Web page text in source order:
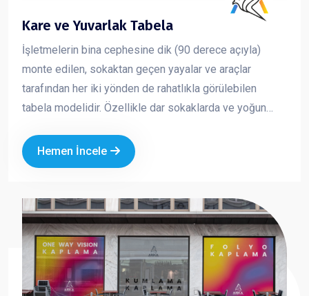
Kare ve Yuvarlak Tabela
İşletmelerin bina cephesine dik (90 derece açıyla)
monte edilen, sokaktan geçen yayalar ve araçlar
tarafından her iki yönden de rahatlıkla görülebilen
tabela modelidir. Özellikle dar sokaklarda ve yoğun
formlarda üretilen yan tabelalar; ışıklı veya ışıksız
seçenekleriyle markanızın dikkat çekmesini ve
Hemen İncele